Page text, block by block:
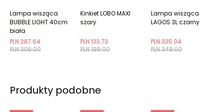
PLN 306.00
PLN 287.64
Lampa wisząca
BUBBLE LIGHT 40cm
biała
PLN 199.00
PLN 133.73
Kinkiet LOBO MAXI
szary
PLN 349.00
PLN 335.04
Lampa wisząca
LAGOS 3L czarny
Produkty podobne